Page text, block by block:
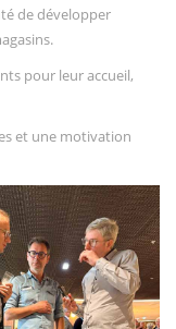
de développer
pour leur accueil,
et une motivation